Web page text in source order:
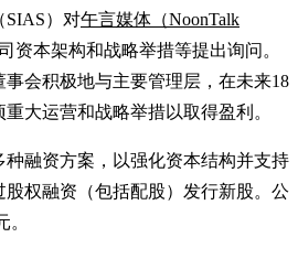
SIAS）对午言媒体（NoonTalk
资本架构和战略举措等提出询问。
会积极地与主要管理层，在未来18
大运营和战略举措以取得盈利。
融资方案，以强化资本结构并支持
权融资（包括配股）发行新股。公